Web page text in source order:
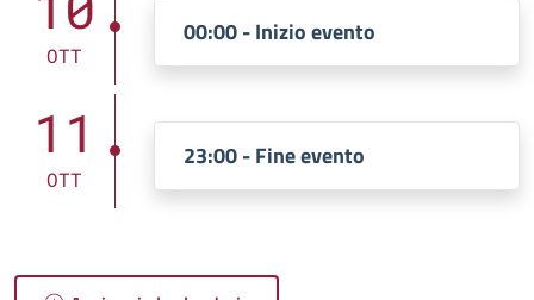
OTT
00:00 - Inizio evento
11
OTT
23:00 - Fine evento